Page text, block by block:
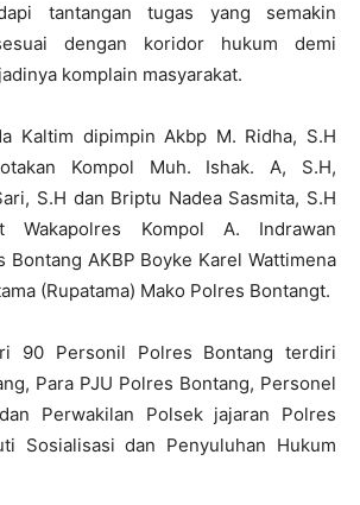
tantangan tugas yang semakin
dengan koridor hukum demi
komplain masyarakat.
Kaltim dipimpin Akbp M. Ridha, S.H
Kompol Muh. Ishak. A, S.H,
S.H dan Briptu Nadea Sasmita, S.H
Wakapolres Kompol A. Indrawan
Bontang AKBP Boyke Karel Wattimena
(Rupatama) Mako Polres Bontangt.
90 Personil Polres Bontang terdiri
Para PJU Polres Bontang, Personel
Perwakilan Polsek jajaran Polres
Sosialisasi dan Penyuluhan Hukum